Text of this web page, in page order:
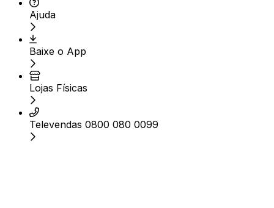
Ajuda
Baixe o App
Lojas Físicas
Televendas 0800 080 0099